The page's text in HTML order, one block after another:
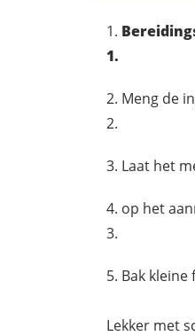
1.
Meng de
2.
Laat het
op het
3.
Bak kleine
Lekker met